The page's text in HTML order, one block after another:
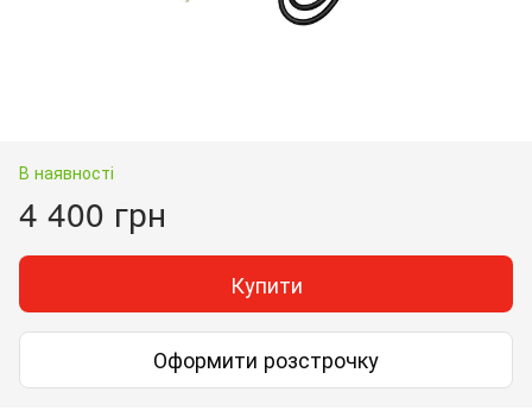
В наявності
4 400 грн
Купити
Оформити розстрочку